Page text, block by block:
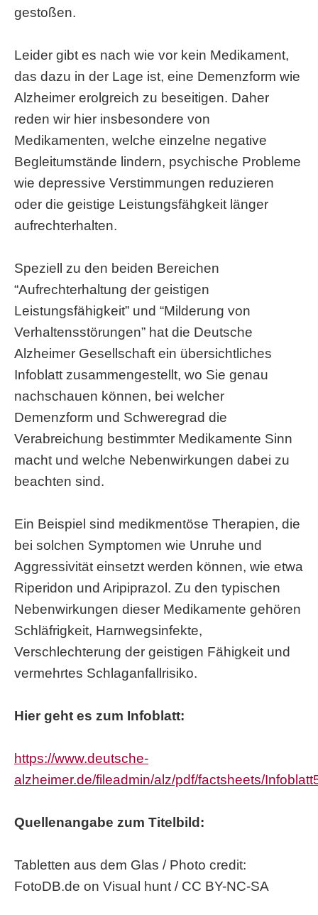
gestoßen.
Leider gibt es nach wie vor kein Medikament,
das dazu in der Lage ist, eine Demenzform wie
Alzheimer erolgreich zu beseitigen. Daher
reden wir hier insbesondere von
Medikamenten, welche einzelne negative
Begleitumstände lindern, psychische Probleme
wie depressive Verstimmungen reduzieren
oder die geistige Leistungsfähgkeit länger
aufrechterhalten.
Speziell zu den beiden Bereichen
“Aufrechterhaltung der geistigen
Leistungsfähigkeit” und “Milderung von
Verhaltensstörungen” hat die Deutsche
Alzheimer Gesellschaft ein übersichtliches
Infoblatt zusammengestellt, wo Sie genau
nachschauen können, bei welcher
Demenzform und Schweregrad die
Verabreichung bestimmter Medikamente Sinn
macht und welche Nebenwirkungen dabei zu
beachten sind.
Ein Beispiel sind medikmentöse Therapien, die
bei solchen Symptomen wie Unruhe und
Aggressivität einsetzt werden können, wie etwa
Riperidon und Aripiprazol. Zu den typischen
Nebenwirkungen dieser Medikamente gehören
Schläfrigkeit, Harnwegsinfekte,
Verschlechterung der geistigen Fähigkeit und
vermehrtes Schlaganfallrisiko.
Hier geht es zum Infoblatt:
https://www.deutsche-
alzheimer.de/fileadmin/alz/pdf/factsheets/
Quellenangabe zum Titelbild:
Tabletten aus dem Glas / Photo credit:
FotoDB.de on Visual hunt / CC BY-NC-SA